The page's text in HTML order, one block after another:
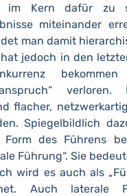
im Kern dafür zu
miteinander
man damit
jedoch in den
flacher,
Spiegelbildlich
des Führens
Führung“. Sie
wird es auch als
Auch laterale